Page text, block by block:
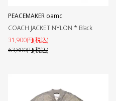
PEACEMAKER oamc
COACH JACKET NYLON * Black
31,900円(税込)
63,800円(税込)